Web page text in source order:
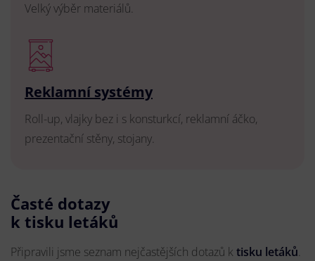
Velký výběr materiálů.
Reklamní systémy
Roll-up, vlajky bez i s konsturkcí, reklamní áčko,
prezentační stěny, stojany.
Časté dotazy
k tisku letáků
Připravili jsme seznam nejčastějších dotazů k tisku letáků.